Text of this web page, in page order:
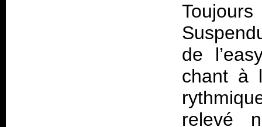
de
chant à
relevé